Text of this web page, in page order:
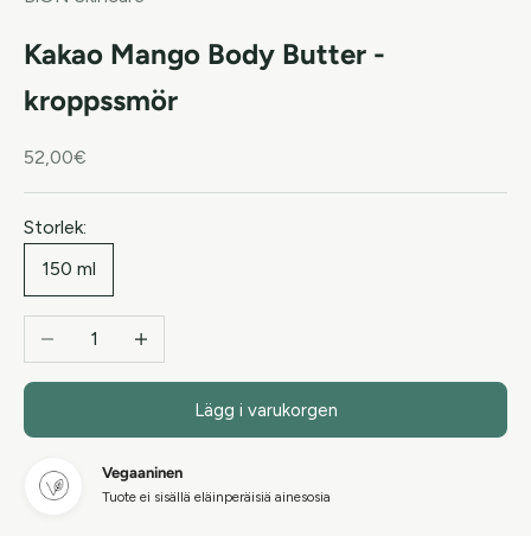
Kakao Mango Body Butter -
kroppssmör
REA-pris
52,00€
Storlek:
150 ml
Minska antal Öka antal
Lägg i varukorgen
Vegaaninen
Tuote ei sisällä eläinperäisiä ainesosia